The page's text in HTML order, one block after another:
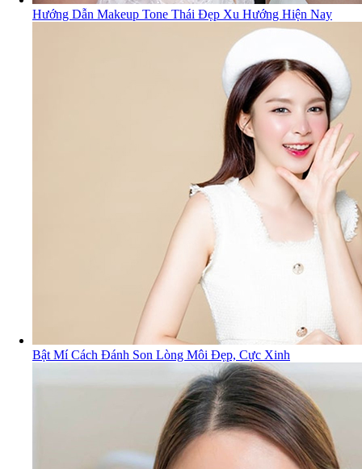
Hướng Dẫn Makeup Tone Thái Đẹp Xu Hướng Hiện Nay
Bật Mí Cách Đánh Son Lòng Môi Đẹp, Cực Xinh